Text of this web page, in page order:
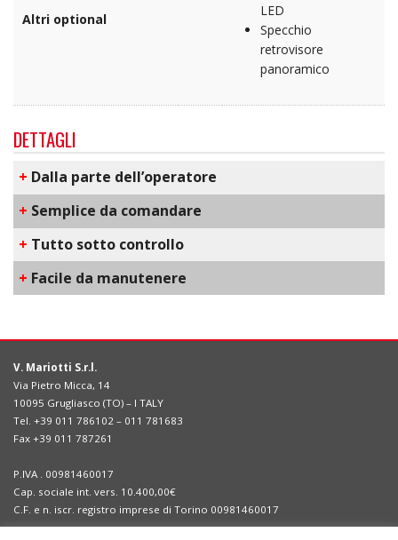
Altri optional
LED
Specchio
retrovisore
panoramico
DETTAGLI
+ Dalla parte dell’operatore
+ Semplice da comandare
+ Tutto sotto controllo
+ Facile da manutenere
V. Mariotti S.r.l.
Via Pietro Micca, 14
10095 Grugliasco (TO) – I TALY
Tel. +39 011 786102 – 011 781683
Fax +39 011 787261
P.IVA . 00981460017
Cap. sociale int. vers. 10.400,00€
C.F. e n. iscr. registro imprese di Torino 00981460017